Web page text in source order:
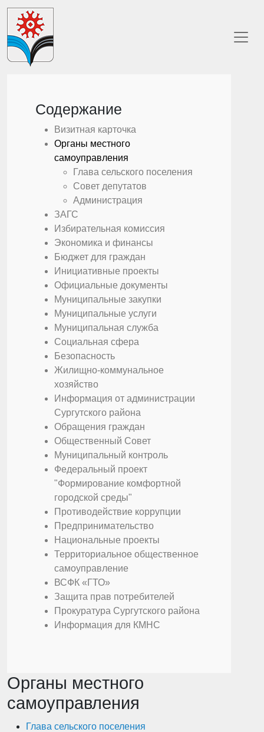
Органы местного
самоуправления
Глава сельского поселения
Содержание
Визитная карточка
Органы местного
самоуправления
Глава сельского поселения
Совет депутатов
Администрация
ЗАГС
Избирательная комиссия
Экономика и финансы
Бюджет для граждан
Инициативные проекты
Официальные документы
Муниципальные закупки
Муниципальные услуги
Муниципальная служба
Социальная сфера
Безопасность
Жилищно-коммунальное
хозяйство
Информация от администрации
Сургутского района
Обращения граждан
Общественный Совет
Муниципальный контроль
Федеральный проект
"Формирование комфортной
городской среды"
Противодействие коррупции
Предпринимательство
Национальные проекты
Территориальное общественное
самоуправление
ВСФК «ГТО»
Защита прав потребителей
Прокуратура Сургутского района
Информация для КМНС